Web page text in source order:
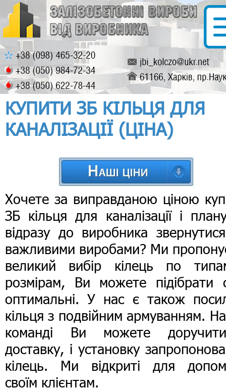
КУПИТИ ЗБ КІЛЬЦЯ ДЛЯ
КАНАЛІЗАЦІЇ (ЦІНА)
Хочете за виправданою ціною
ЗБ кільця для каналізації і
відразу до виробника
важливими виробами? Ми
великий вибір кілець по
розмірам, Ви можете підібрати
оптимальні. У нас є також
кільця з подвійним армуванням.
команді Ви можете
доставку, і установку
кілець. Ми відкриті для
своїм клієнтам.